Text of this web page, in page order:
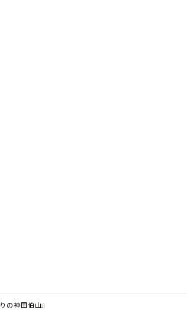
の神田伯山』